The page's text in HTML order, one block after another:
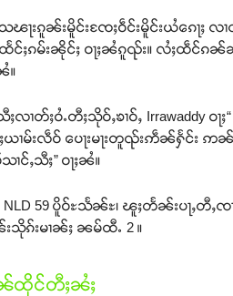
းၵူၼ်းမိူင်းၸႄႈဝဵင်းမိူင်းယႆၵေႃႈ လၢ
ႈၵမ်းၼိုင်ႈ ဝႃႈၼႆၵူၺ်း။ လႆႈထဵင်ၵၼ်
။
လၢတ်ႈဝႆႉတီႈသိုဝ်ႇၶၢဝ်ႇ Irrawaddy
မ်းလဵဝ် ပေႃးမႃးတူၺ်းဢဵၼ်ႁႅင်း ဢၼ်
င်ႇသီႈ” ဝႃႈၼႆ။
59 ပိူဝ်ႊသႅၼ်ႊ၊ ၽူႈတႅၼ်းပႃႇတီႇ
သိုၵ်းမၢၼ်ႈ ၼမ်ထီႉ 2 ။
ၼ်ထိုင်တီႈၼႆႈ